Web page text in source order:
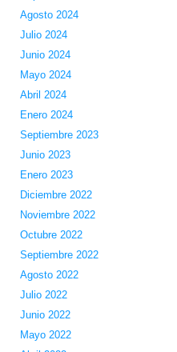
Agosto 2024
Julio 2024
Junio 2024
Mayo 2024
Abril 2024
Enero 2024
Septiembre 2023
Junio 2023
Enero 2023
Diciembre 2022
Noviembre 2022
Octubre 2022
Septiembre 2022
Agosto 2022
Julio 2022
Junio 2022
Mayo 2022